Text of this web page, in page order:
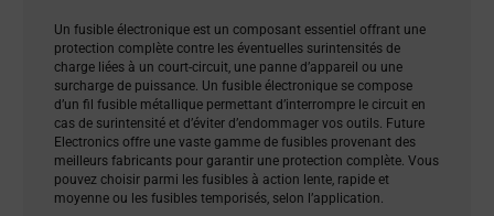
Un fusible électronique est un composant essentiel offrant une
protection complète contre les éventuelles surintensités de
charge liées à un court-circuit, une panne d’appareil ou une
surcharge de puissance. Un fusible électronique se compose
d’un fil fusible métallique permettant d’interrompre le circuit en
cas de surintensité et d’éviter d’endommager vos outils. Future
Electronics offre une vaste gamme de fusibles provenant des
meilleurs fabricants pour garantir une protection complète. Vous
pouvez choisir parmi les fusibles à action lente, rapide et
moyenne ou les fusibles temporisés, selon l’application.